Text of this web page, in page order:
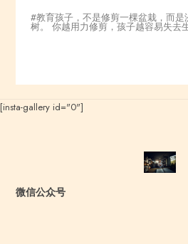
教育孩子，不是修剪一棵盆栽，而是
树。 你越用力修剪，孩子越容易失去
[insta-gallery id="0"]
微信公众号